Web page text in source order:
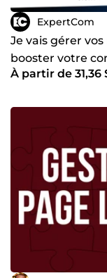
ExpertCom
Je vais gérer
booster votre
À partir de 31,36